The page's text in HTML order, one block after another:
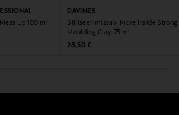
Up 100 ml
DAVINES
Stiliseerimissavi More Inside Strong
Moulding Clay, 75 ml
Original Price
28,50 €